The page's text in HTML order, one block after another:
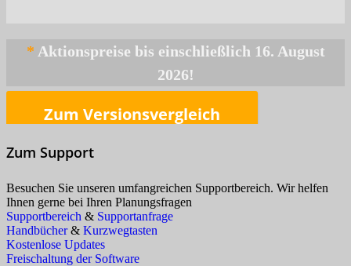
*
Zum Versionsvergleich
Zum Support
Besuchen Sie unseren umfangreichen Supportbereich. Wir helfen
Ihnen gerne bei Ihren Planungsfragen
Supportbereich & Supportanfrage
Handbücher& Kurzwegtasten
Kostenlose Updates
Freischaltung der Software